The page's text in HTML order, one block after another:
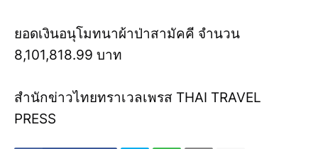
ยอดเงินอนุโมทนาผ้าป่าสามัคคี จำนวน
8,101,818.99 บาท
สำนักข่าวไทยทราเวลเพรส THAI TRAVEL
PRESS